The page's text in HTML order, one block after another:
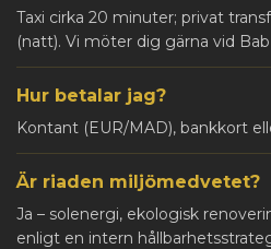
Taxi cirka 20 minuter; privat
(natt). Vi möter dig gärna vid
Hur betalar jag?
Kontant (EUR/MAD), bankkort
Är riaden miljömedvetet?
Ja – solenergi, ekologisk
enligt en intern